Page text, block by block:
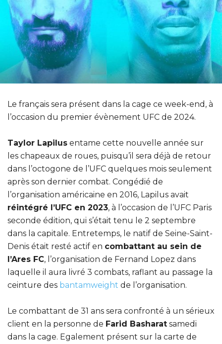
Le français sera présent dans la cage ce week-end, à
l’occasion du premier évènement UFC de 2024.
Taylor Lapilus entame cette nouvelle année sur
les chapeaux de roues, puisqu’il sera déjà de retour
dans l’octogone de l’UFC quelques mois seulement
après son dernier combat. Congédié de
l’organisation américaine en 2016, Lapilus avait
réintégré l’UFC en 2023, à l’occasion de l’UFC Paris
seconde édition, qui s’était tenu le 2 septembre
dans la capitale. Entretemps, le natif de Seine-Saint-
Denis était resté actif en combattant au sein de
l’Ares FC, l’organisation de Fernand Lopez dans
laquelle il aura livré 3 combats, raflant au passage la
ceinture des bantamweight de l’organisation.
Le combattant de 31 ans sera confronté à un sérieux
client en la personne de Farid Basharat samedi
dans la cage. Egalement présent sur la carte de